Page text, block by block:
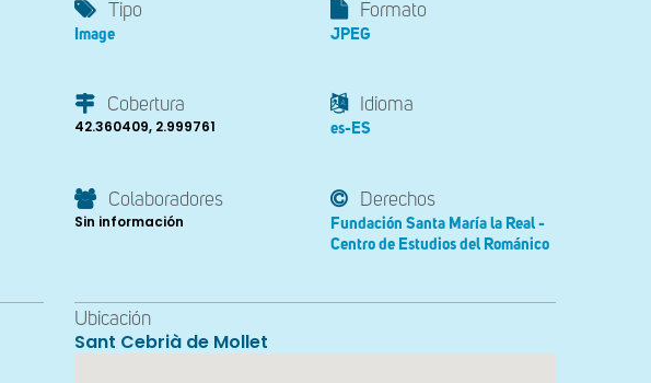
Tipo
Image
Formato
JPEG
Cobertura
42.360409, 2.999761
Idioma
es-ES
Colaboradores
Sin información
Derechos
Fundación Santa María la Real -
Centro de Estudios del Románico
Ubicación
Sant Cebrià de Mollet